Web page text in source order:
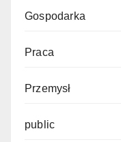
Gospodarka
Praca
Przemysł
public